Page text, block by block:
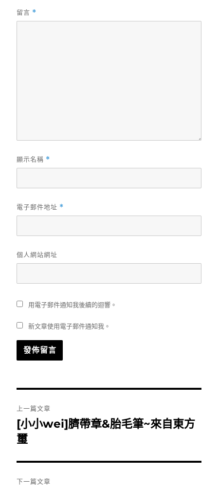
留言 *
顯示名稱 *
電子郵件地址 *
個人網站網址
用電子郵件通知我後續的迴響。
新文章使用電子郵件通知我。
章
導
覽
上一篇文章
上
一
文
章:
[小小wei]臍帶章&胎毛筆~來自東方
璽
下一篇文章